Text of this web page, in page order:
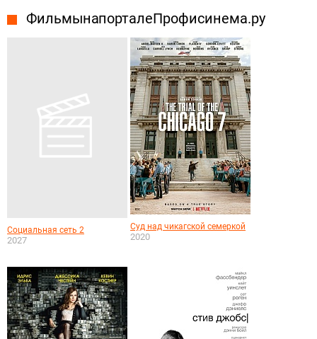
Фильмы на портале Профисинема.ру
Социальная сеть 2
2027
Суд над чикагской семеркой
2020